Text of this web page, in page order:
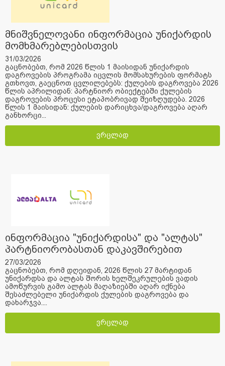
მნიშვნელოვანი ინფორმაცია უნიქარდის
მომხმარებლებისთვის
31/03/2026
გაცნობებთ, რომ 2026 წლის 1 მაისიდან უნიქარდის
დაგროვების პროგრამა იცვლის მომსახურების ფორმატს
გთხოვთ, გაეცნოთ ცვლილებებს: ქულების დაგროვება 2026
წლის აპრილიდან: პარტნიორ ობიექტებში ქულების
დაგროვების პროცესი ეტაპობრივად შეიზღუდება. 2026
წლის 1 მაისიდან: ქულების დარიცხვა/დაგროვება აღარ
განხორცი...
ვრცლად
ინფორმაცია "უნიქარდისა" და "ალტას"
პარტნიორობასთან დაკავშირებით
27/03/2026
გაცნობებთ, რომ დღეიდან, 2026 წლის 27 მარტიდან
უნიქარდსა და ალტას შორის ხელშეკრულების ვადის
ამოწურვის გამო ალტას მაღაზიებში აღარ იქნება
შესაძლებელი უნიქარდის ქულების დაგროვება და
დახარჯვა....
ვრცლად